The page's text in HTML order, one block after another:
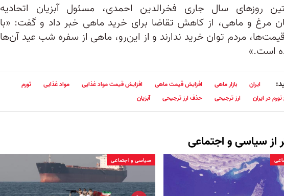
روزهای سال جاری فخرالدین احمدی، مسئول آبزیان اتحادیه
مرغ و ماهی، از کاهش تقاضا برای خرید ماهی خبر داد و گفت: «با
مردم توان خرید ندارند و از این‌رو، ماهی از سفره شب عید آن‌ها
است.»
ایران بازار ماهی افزایش قیمت ماهی افزایش قیمت مواد غذایی مواد غذایی
تورم
در ایران
ارز ترجیحی حذف ارز ترجیحی آبزیان
ازسیاسی و اجتماعی
سیاسی و اجتماعی